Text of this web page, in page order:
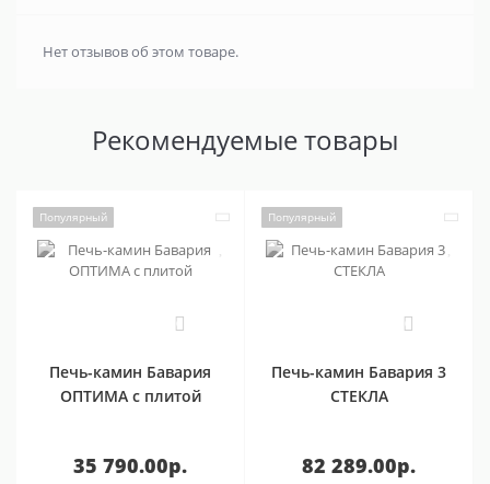
Нет отзывов об этом товаре.
Рекомендуемые товары
Популярный
Печь-камин Бавария
ОПТИМА с плитой
35 790.00р.
Популярный
Печь-камин Бавария 3
СТЕКЛА
82 289.00р.